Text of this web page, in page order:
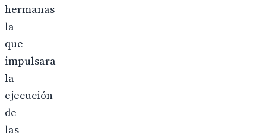
hermanas
la
que
impulsara
la
ejecución
de
las